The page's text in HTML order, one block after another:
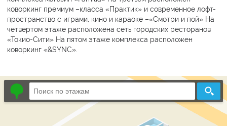
коворкинг премиум –класса «Практик» и современное лофт-
пространство с играми, кино и караоке –«Смотри и пой» На
четвертом этаже расположена сеть городских ресторанов
«Токио-Сити» На пятом этаже комплекса расположен
коворкинг «&SYNC».